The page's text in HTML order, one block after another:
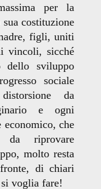
per la
costituzione
figli, uniti
vincoli, sicché
dello sviluppo
sociale
da
e ogni
economico, che
riprovare
molto resta
di chiari
voglia fare!